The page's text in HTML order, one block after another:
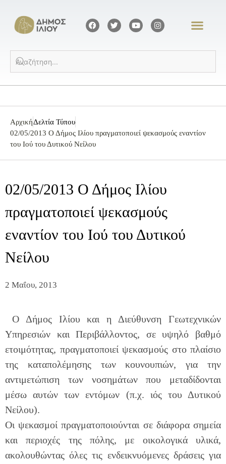
ΑρχικήΔελτία Τύπου
02/05/2013 Ο Δήμος Ιλίου πραγματοποιεί ψεκασμούς εναντίον
του Ιού του Δυτικού Νείλου
02/05/2013 Ο Δήμος Ιλίου
πραγματοποιεί ψεκασμούς
εναντίον του Ιού του Δυτικού
Νείλου
2 Μαΐου, 2013
Ο Δήμος Ιλίου και η Διεύθυνση Γεωτεχνικών
Υπηρεσιών και Περιβάλλοντος, σε υψηλό βαθμό
ετοιμότητας, πραγματοποιεί ψεκασμούς στο πλαίσιο
της καταπολέμησης των κουνουπιών, για την
αντιμετώπιση των νοσημάτων που μεταδίδονται
μέσω αυτών των εντόμων (π.χ. ιός του Δυτικού
Νείλου).
Οι ψεκασμοί πραγματοποιούνται σε διάφορα σημεία
και περιοχές της πόλης, με οικολογικά υλικά,
ακολουθώντας όλες τις ενδεικνυόμενες δράσεις για